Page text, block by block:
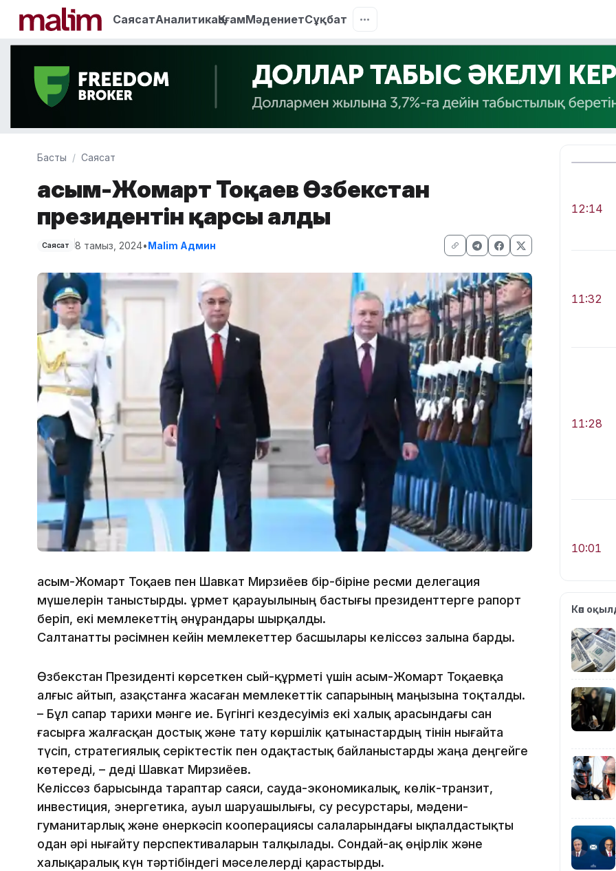
СаясатАналитикаҚоғамМәдениетСұқбат
Басты Саясат
Қасым-Жомарт Тоқаев Өзбекстан
президентін қарсы алды
Саясат 8 тамыз, 2024•Malim Админ
Қасым-Жомарт Тоқаев пен Шавкат Мирзиёев бір-біріне ресми делегация
мүшелерін таныстырды. Құрмет қарауылының бастығы президенттерге рапорт
беріп, екі мемлекеттің әнұрандары шырқалды.
Салтанатты рәсімнен кейін мемлекеттер басшылары келіссөз залына барды.
Өзбекстан Президенті көрсеткен сый-құрметі үшін Қасым-Жомарт Тоқаевқа
алғыс айтып, Қазақстанға жасаған мемлекеттік сапарының маңызына тоқталды.
– Бұл сапар тарихи мәнге ие. Бүгінгі кездесуіміз екі халық арасындағы сан
ғасырға жалғасқан достық және тату көршілік қатынастардың тінін нығайта
түсіп, стратегиялық серіктестік пен одақтастық байланыстарды жаңа деңгейге
көтереді, – деді Шавкат Мирзиёев.
Келіссөз барысында тараптар саяси, сауда-экономикалық, көлік-транзит,
инвестиция, энергетика, ауыл шаруашылығы, су ресурстары, мәдени-
гуманитарлық және өнеркәсіп кооперациясы салаларындағы ықпалдастықты
одан әрі нығайту перспективаларын талқылады. Сондай-ақ өңірлік және
халықаралық күн тәртібіндегі мәселелерді қарастырды.
12:14
11:32
11:28
10:01
09:40
Көп